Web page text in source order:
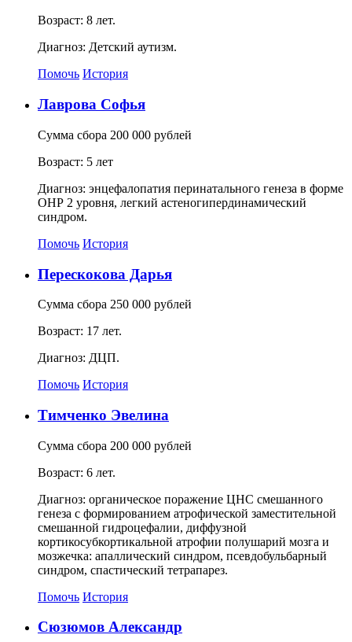
Возраст: 8 лет.
Диагноз: Детский аутизм.
Помочь История
Лаврова Софья
Сумма сбора 200 000 рублей
Возраст: 5 лет
Диагноз: энцефалопатия перинатального генеза в форме
ОНР 2 уровня, легкий астеногипердинамический
синдром.
Помочь История
Перескокова Дарья
Сумма сбора 250 000 рублей
Возраст: 17 лет.
Диагноз: ДЦП.
Помочь История
Тимченко Эвелина
Сумма сбора 200 000 рублей
Возраст: 6 лет.
Диагноз: органическое поражение ЦНС смешанного
генеза с формированием атрофической заместительной
смешанной гидроцефалии, диффузной
кортикосубкортикальной атрофии полушарий мозга и
мозжечка: апаллический синдром, псевдобульбарный
синдром, спастический тетрапарез.
Помочь История
Сюзюмов Александр